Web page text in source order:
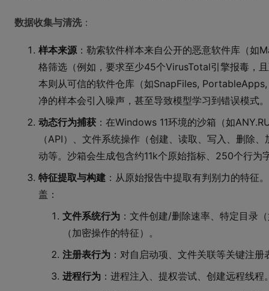
数据收集与清洗 ：
样本来源：勒索软件样本来自公开的恶意软件库（如
格筛选（例如，要求至少45个VirusTotal引擎报毒，
本则从可信的软件仓库（如SnapFiles,
净的样本会引入噪声，甚至导致模型学习到错误模式。
动态行为捕获 ：在Windows 11环境的沙箱（如
（API）、文件系统操作（创建、读取、写入、删除
动等。沙箱会生成包含约11k个原始指标、250个行为
特征提取与构建 ：从原始报告中提取有判别力的特征
盖：
文件系统行为 ：文件创建/删除速率、特定目录
（加密操作的特征）。
注册表行为 ：对自启动项、文件关联等关键注册
进程行为 ：进程注入、提权尝试、创建远程线程